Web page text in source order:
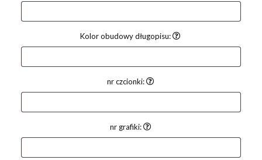
Kolor obudowy długopisu:
nr czcionki:
nr grafiki: